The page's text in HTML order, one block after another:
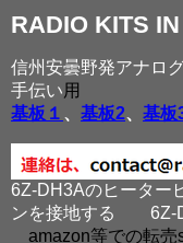
RADIO KITS
信州安曇野発アナロ
手伝い用
基板１ 、 基板2、 基板
6Z-DH3Aのヒーター
ンを接地する
6Z-
amazon等での転売